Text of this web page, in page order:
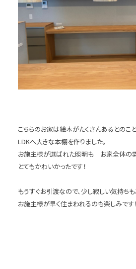
こちらのお家は絵本がたくさんあるとのこ
LDKへ大きな本棚を作りました。
お施主様が選ばれた照明も お家全体の
とてもかわいかったです！
もうすぐお引渡なので、少し寂しい気持ち
お施主様が早く住まわれるのも楽しみです！